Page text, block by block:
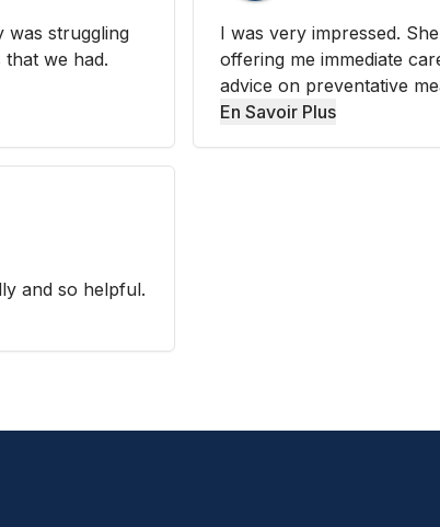
was struggling
we had.
I was very impressed.
offering me immediate
advice on preventative
En Savoir Plus
and so helpful.